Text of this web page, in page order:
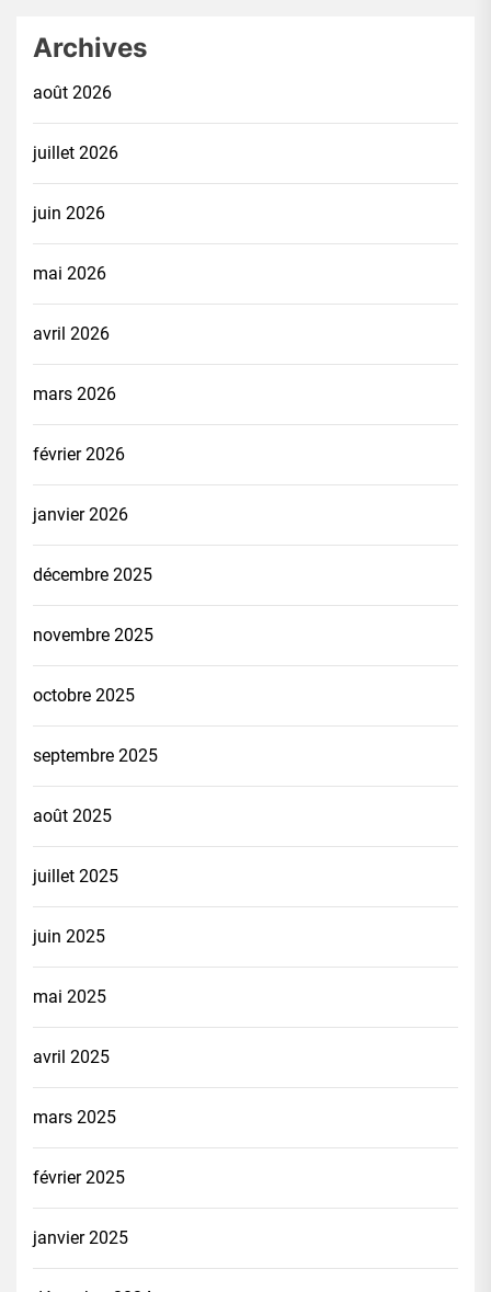
Archives
août 2026
juillet 2026
juin 2026
mai 2026
avril 2026
mars 2026
février 2026
janvier 2026
décembre 2025
novembre 2025
octobre 2025
septembre 2025
août 2025
juillet 2025
juin 2025
mai 2025
avril 2025
mars 2025
février 2025
janvier 2025